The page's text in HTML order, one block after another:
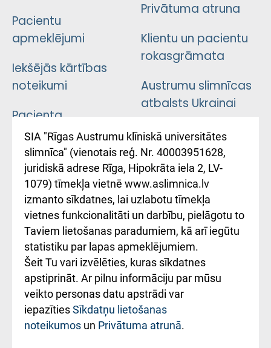
Pacientu
apmeklējumi
Iekšējās kārtības
noteikumi
Pacienta
atsauksmju/sūdzību
iesniegšanas
kārtība
Kā pie mums nokļūt
Rēķinu apmaksas
ceļvedis
Rekvizīti un
ārstniecības
iestādes kods
010000234
Privātuma atruna
Klientu un pacientu
rokasgrāmata
Austrumu slimnīcas
atbalsts Ukrainai
Підтримка Східної
лікарні та співпраця з
Україною
SIA "Rīgas Austrumu klīniskā universitātes
slimnīca" (vienotais reģ. Nr. 40003951628,
juridiskā adrese Rīga, Hipokrāta iela 2, LV-
1079) tīmekļa vietnē www.aslimnica.lv
izmanto sīkdatnes, lai uzlabotu tīmekļa
vietnes funkcionalitāti un darbību, pielāgotu to
Taviem lietošanas paradumiem, kā arī iegūtu
statistiku par lapas apmeklējumiem.
Šeit Tu vari izvēlēties, kuras sīkdatnes
apstiprināt. Ar pilnu informāciju par mūsu
veikto personas datu apstrādi var
iepazītiesSīkdatņu lietošanas
noteikumos un Privātuma atrunā.